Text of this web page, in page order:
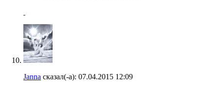
Janna сказал(-а): 07.04.2015 12:09